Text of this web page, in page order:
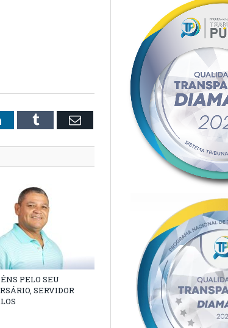
LinkedInTumblr Email
PELO SEU
SERVIDOR